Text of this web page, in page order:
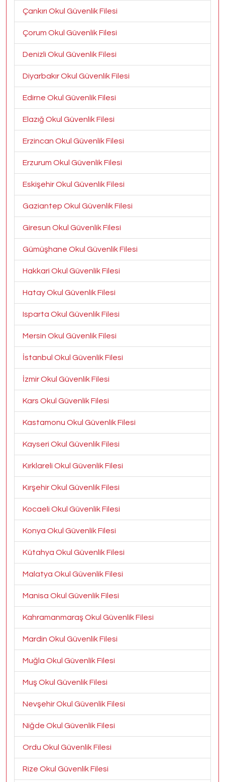
Çankırı Okul Güvenlik Filesi
Çorum Okul Güvenlik Filesi
Denizli Okul Güvenlik Filesi
Diyarbakır Okul Güvenlik Filesi
Edirne Okul Güvenlik Filesi
Elazığ Okul Güvenlik Filesi
Erzincan Okul Güvenlik Filesi
Erzurum Okul Güvenlik Filesi
Eskişehir Okul Güvenlik Filesi
Gaziantep Okul Güvenlik Filesi
Giresun Okul Güvenlik Filesi
Gümüşhane Okul Güvenlik Filesi
Hakkari Okul Güvenlik Filesi
Hatay Okul Güvenlik Filesi
Isparta Okul Güvenlik Filesi
Mersin Okul Güvenlik Filesi
İstanbul Okul Güvenlik Filesi
İzmir Okul Güvenlik Filesi
Kars Okul Güvenlik Filesi
Kastamonu Okul Güvenlik Filesi
Kayseri Okul Güvenlik Filesi
Kırklareli Okul Güvenlik Filesi
Kırşehir Okul Güvenlik Filesi
Kocaeli Okul Güvenlik Filesi
Konya Okul Güvenlik Filesi
Kütahya Okul Güvenlik Filesi
Malatya Okul Güvenlik Filesi
Manisa Okul Güvenlik Filesi
Kahramanmaraş Okul Güvenlik Filesi
Mardin Okul Güvenlik Filesi
Muğla Okul Güvenlik Filesi
Muş Okul Güvenlik Filesi
Nevşehir Okul Güvenlik Filesi
Niğde Okul Güvenlik Filesi
Ordu Okul Güvenlik Filesi
Rize Okul Güvenlik Filesi